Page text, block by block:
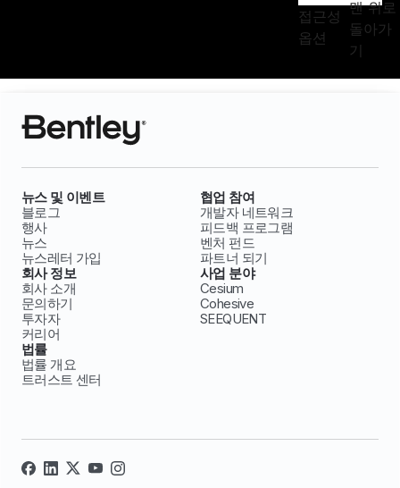
접근성
옵션
맨 위로
돌아가
기
뉴스 및 이벤트
블로그
행사
뉴스
뉴스레터 가입
협업 참여
개발자 네트워크
피드백 프로그램
벤처 펀드
파트너 되기
회사 정보
회사 소개
문의하기
투자자
커리어
사업 분야
Cesium
Cohesive
SEEQUENT
법률
법률 개요
트러스트 센터